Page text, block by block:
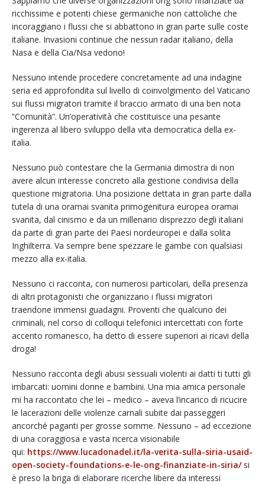
ricchissime e potenti chiese germaniche non cattoliche che
incoraggiano i flussi che si abbattono in gran parte sulle coste
italiane. Invasioni continue che nessun radar italiano, della
Nasa e della Cia/Nsa vedono!
Nessuno intende procedere concretamente ad una indagine
seria ed approfondita sul livello di coinvolgimento del Vaticano
sui flussi migratori tramite il braccio armato di una ben nota
“Comunità”. Un’operatività che costituisce una pesante
ingerenza al libero sviluppo della vita democratica della ex-
italia.
Nessuno può contestare che la Germania dimostra di non
avere alcun interesse concreto alla gestione condivisa della
questione migratoria. Una posizione dettata in gran parte dalla
tutela di una oramai svanita primogenitura europea oramai
svanita, dal cinismo e da un millenario disprezzo degli italiani
da parte di gran parte dei Paesi nordeuropei e dalla solita
Inghilterra. Va sempre bene spezzare le gambe con qualsiasi
mezzo alla ex-italia.
Nessuno ci racconta, con numerosi particolari, della presenza
di altri protagonisti che organizzano i flussi migratori
traendone immensi guadagni. Proventi che qualcuno dei
criminali, nel corso di colloqui telefonici intercettati con forte
accento romanesco, ha detto di essere superiori ai ricavi della
droga!
Nessuno racconta degli abusi sessuali violenti ai datti ti tutti gli
imbarcati: uomini donne e bambini. Una mia amica personale
mi ha raccontato che lei – medico – aveva l’incarico di ricucire
le lacerazioni delle violenze carnali subite dai passeggeri
ancorché paganti per grosse somme. Nessuno – ad eccezione
di una coraggiosa e vasta ricerca visionabile
qui: https://www.lucadonadel.it/la-verita-sulla-siria-usaid-
open-society-foundations-e-le-ong-finanziate-in-siria/si
è preso la briga di elaborare ricerche libere da interessi